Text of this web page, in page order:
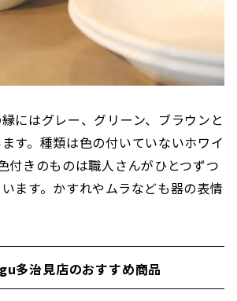
にはグレー、グリーン、ブラウンと
す。種類は色の付いていないホワイ
付きのものは職人さんがひとつずつ
ます。かすれやムラなども器の表情
多治見店のおすすめ商品